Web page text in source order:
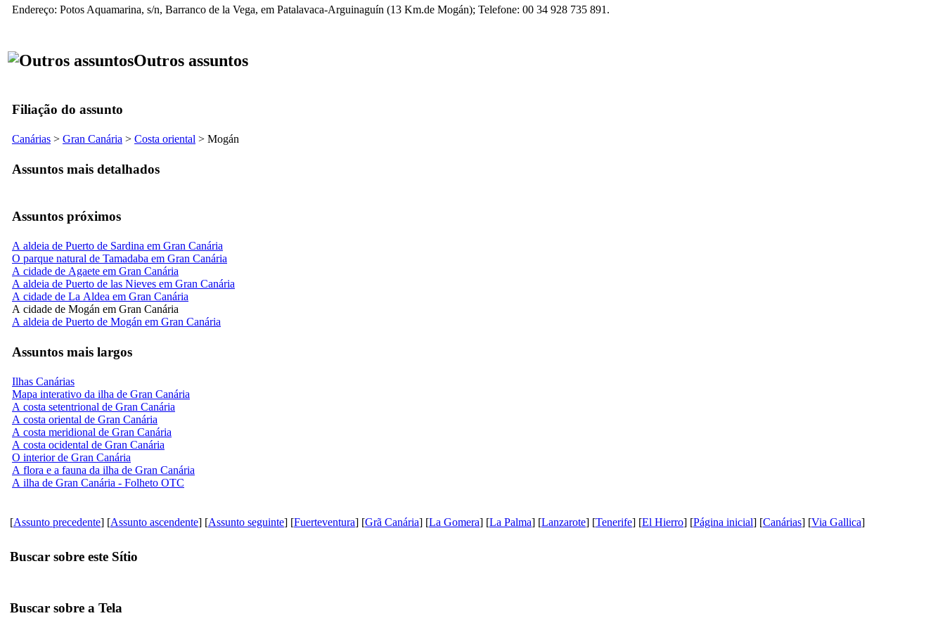
Endereço: Potos Aquamarina, s/n, Barranco de la Vega, em Patalavaca-Arguinaguín (13 Km.de Mogán); Telefone: 00 34 928 735 891.
Outros assuntos
Filiação do assunto
Canárias > Gran Canária > Costa oriental > Mogán
Assuntos mais detalhados
Assuntos próximos
A aldeia de Puerto de Sardina em Gran Canária
O parque natural de Tamadaba em Gran Canária
A cidade de Agaete em Gran Canária
A aldeia de Puerto de las Nieves em Gran Canária
A cidade de La Aldea em Gran Canária
A cidade de Mogán em Gran Canária
A aldeia de Puerto de Mogán em Gran Canária
Assuntos mais largos
Ilhas Canárias
Mapa interativo da ilha de Gran Canária
A costa setentrional de Gran Canária
A costa oriental de Gran Canária
A costa meridional de Gran Canária
A costa ocidental de Gran Canária
O interior de Gran Canária
A flora e a fauna da ilha de Gran Canária
A ilha de Gran Canária - Folheto OTC
[Assunto precedente] [Assunto ascendente] [Assunto seguinte] [Fuerteventura] [Grã Canária] [La Gomera] [La Palma] [Lanzarote] [Tenerife] [El Hierro] [Página inicial] [Canárias] [Via Gallica]
Buscar sobre este Sítio
Buscar sobre a Tela